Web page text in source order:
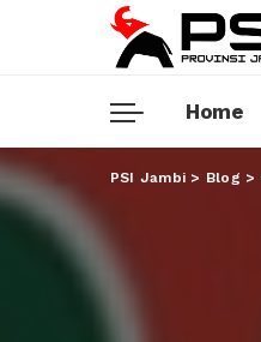
Home
PSI Jambi > Blog >